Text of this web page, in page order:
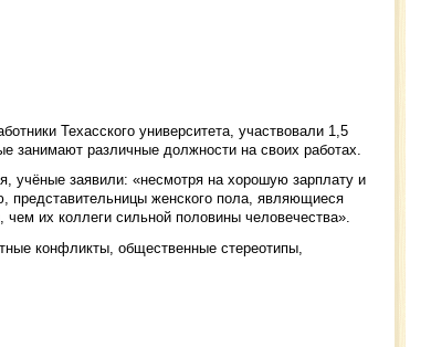
Техасского университета, участвовали 1,5
занимают различные должности на своих работах.
учёные заявили: «несмотря на хорошую зарплату и
представительницы женского пола, являющиеся
их коллеги сильной половины человечества».
конфликты, общественные стереотипы,